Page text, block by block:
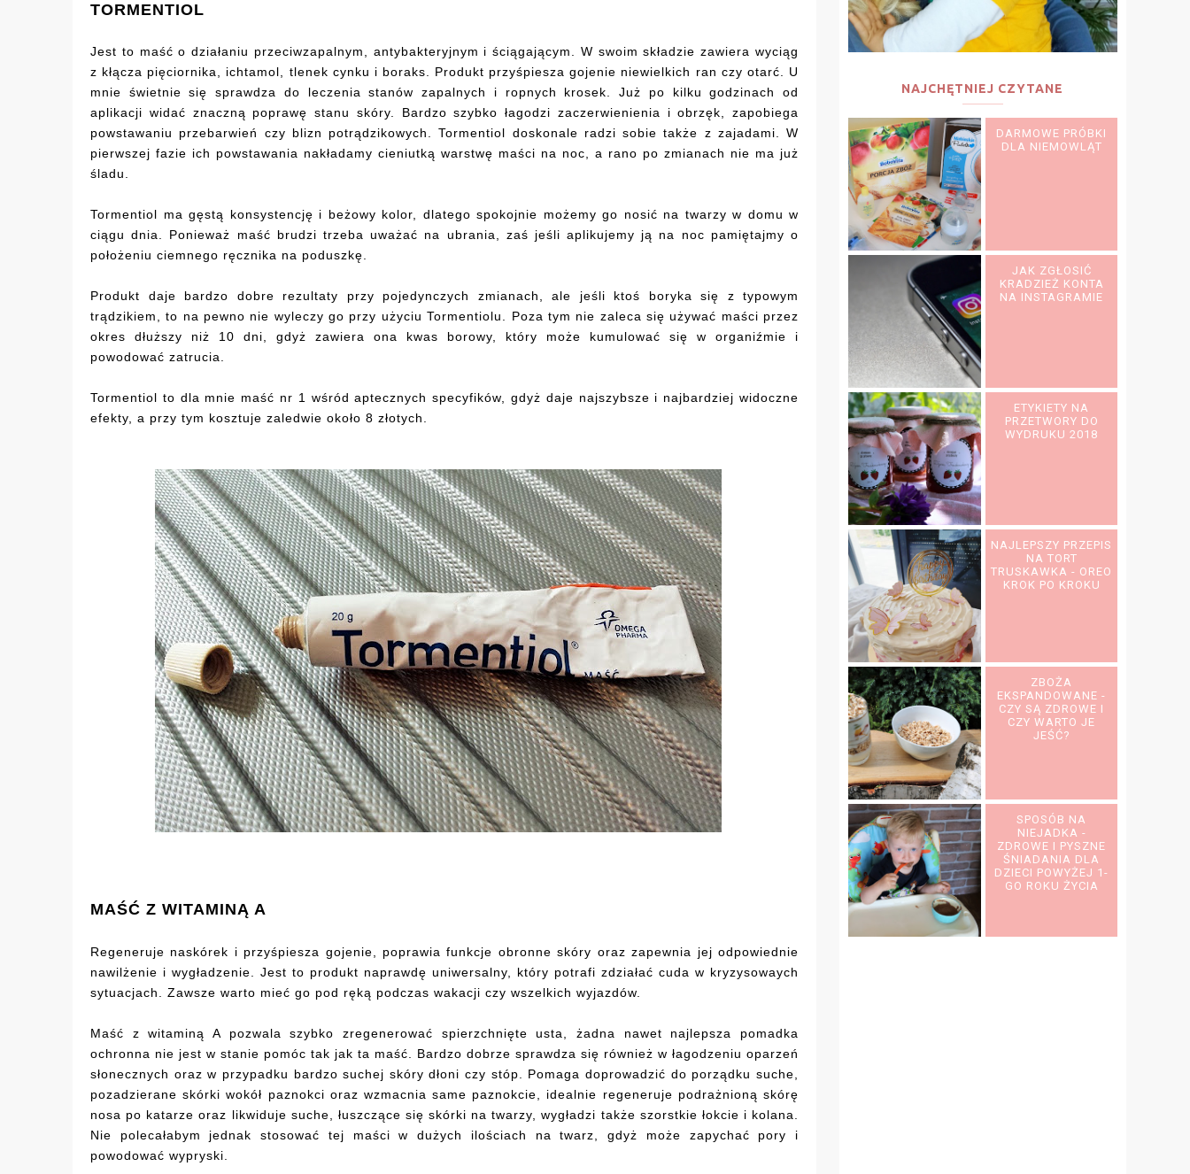
TORMENTIOL
Jest to maść o działaniu przeciwzapalnym, antybakteryjnym i ściągającym. W swoim składzie zawiera wyciąg
z kłącza pięciornika, ichtamol, tlenek cynku i boraks. Produkt przyśpiesza gojenie niewielkich ran czy otarć. U
mnie świetnie się sprawdza do leczenia stanów zapalnych i ropnych krosek. Już po kilku godzinach od
aplikacji widać znaczną poprawę stanu skóry. Bardzo szybko łagodzi zaczerwienienia i obrzęk, zapobiega
powstawaniu przebarwień czy blizn potrądzikowych. Tormentiol doskonale radzi sobie także z zajadami. W
pierwszej fazie ich powstawania nakładamy cieniutką warstwę maści na noc, a rano po zmianach nie ma już
śladu.
Tormentiol ma gęstą konsystencję i beżowy kolor, dlatego spokojnie możemy go nosić na twarzy w domu w
ciągu dnia. Ponieważ maść brudzi trzeba uważać na ubrania, zaś jeśli aplikujemy ją na noc pamiętajmy o
położeniu ciemnego ręcznika na poduszkę.
Produkt daje bardzo dobre rezultaty przy pojedynczych zmianach, ale jeśli ktoś boryka się z typowym
trądzikiem, to na pewno nie wyleczy go przy użyciu Tormentiolu. Poza tym nie zaleca się używać maści przez
okres dłuższy niż 10 dni, gdyż zawiera ona kwas borowy, który może kumulować się w organiźmie i
powodować zatrucia.
Tormentiol to dla mnie maść nr 1 wśród aptecznych specyfików, gdyż daje najszybsze i najbardziej widoczne
efekty, a przy tym kosztuje zaledwie około 8 złotych.
MAŚĆ Z WITAMINĄ A
Regeneruje naskórek i przyśpiesza gojenie, poprawia funkcje obronne skóry oraz zapewnia jej odpowiednie
nawilżenie i wygładzenie. Jest to produkt naprawdę uniwersalny, który potrafi zdziałać cuda w kryzysowaych
sytuacjach. Zawsze warto mieć go pod ręką podczas wakacji czy wszelkich wyjazdów.
Maść z witaminą A pozwala szybko zregenerować spierzchnięte usta, żadna nawet najlepsza pomadka
ochronna nie jest w stanie pomóc tak jak ta maść. Bardzo dobrze sprawdza się również w łagodzeniu oparzeń
słonecznych oraz w przypadku bardzo suchej skóry dłoni czy stóp. Pomaga doprowadzić do porządku suche,
pozadzierane skórki wokół paznokci oraz wzmacnia same paznokcie, idealnie regeneruje podrażnioną skórę
nosa po katarze oraz likwiduje suche, łuszczące się skórki na twarzy, wygładzi także szorstkie łokcie i kolana.
Nie polecałabym jednak stosować tej maści w dużych ilościach na twarz, gdyż może zapychać pory i
powodować wypryski.
NAJCHĘTNIEJ CZYTANE
DARMOWE PRÓBKI
DLA NIEMOWLĄT
JAK ZGŁOSIĆ
KRADZIEŻ KONTA
NA INSTAGRAMIE
ETYKIETY NA
PRZETWORY DO
WYDRUKU 2018
NAJLEPSZY PRZEPIS
NA TORT
TRUSKAWKA - OREO
KROK PO KROKU
ZBOŻA
EKSPANDOWANE -
CZY SĄ ZDROWE I
CZY WARTO JE
JEŚĆ?
SPOSÓB NA
NIEJADKA -
ZDROWE I PYSZNE
ŚNIADANIA DLA
DZIECI POWYŻEJ 1-
GO ROKU ŻYCIA